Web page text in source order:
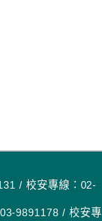
/ 校安專線：02-
9891178 / 校安專